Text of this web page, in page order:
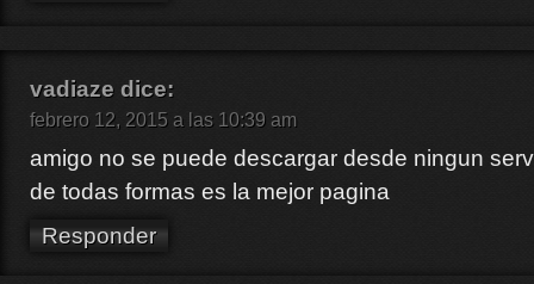
vadiaze dice:
febrero 12, 2015 a las 10:39 am
amigo no se puede descargar desde ningun
de todas formas es la mejor pagina
Responder